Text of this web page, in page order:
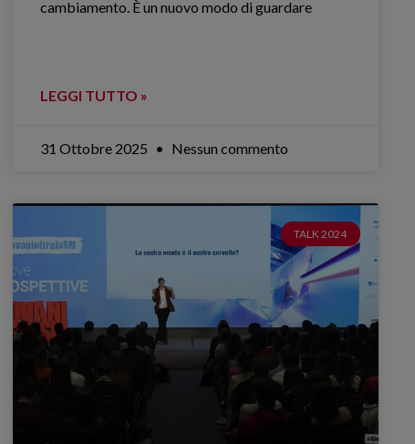
cambiamento. È un nuovo modo di guardare
LEGGI TUTTO »
31 Ottobre 2025 Nessun commento
TALK 2024